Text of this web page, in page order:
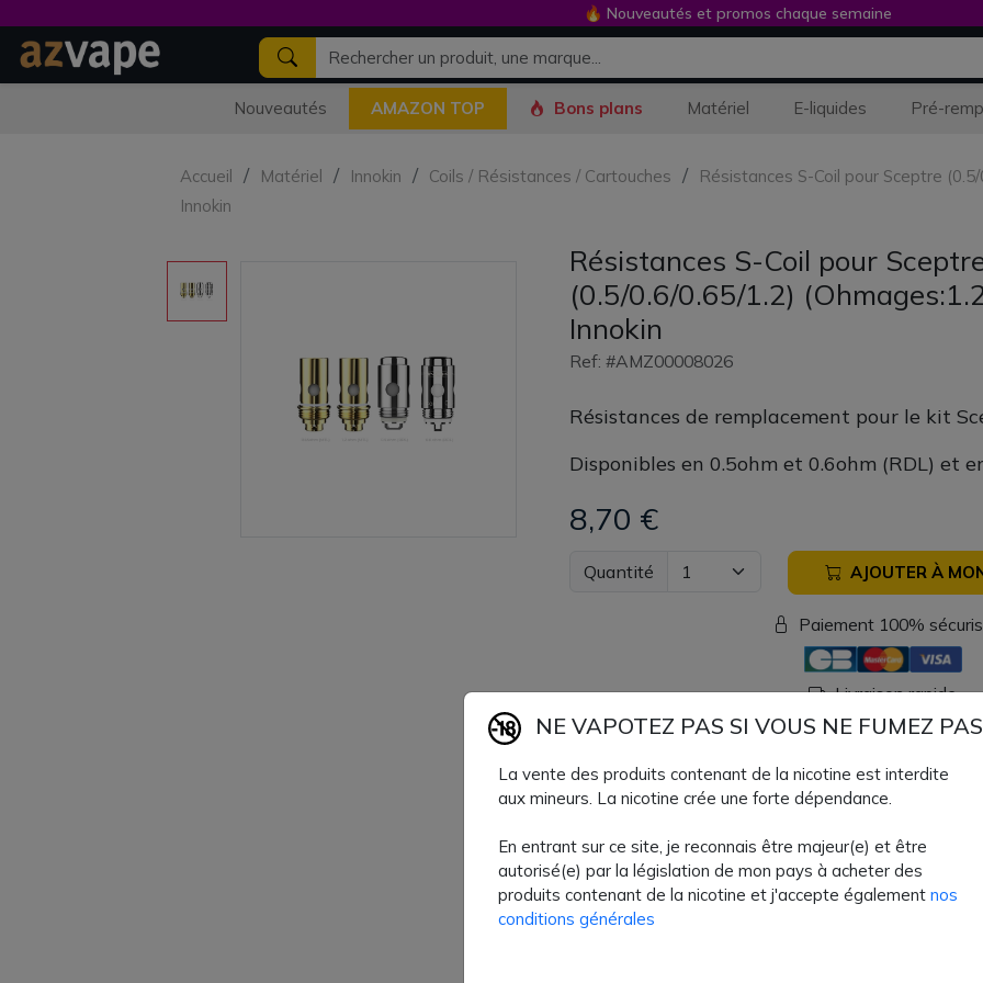
Nouveautés AMAZON TOP Bons plans Matériel E-liquides Pré-
Accueil Matériel Innokin Coils / Résistances / Cartouches
Résistances S-Coil pour Sceptre
Innokin
Résistances S-Coil pour
(0.5/0.6/0.65/1.2)
Innokin
Ref: #AMZ00008026
Résistances de remplacement pour le kit
Disponibles en 0.5ohm et 0.6ohm (RDL) et
8,70 €
Quantité AJOUTER À
Paiement 100%
Livraison rapide
Fiche technique
Type de Produit
Matériel
Couleurs
Gris, Or
🔥 Nouveautés et promos chaque semaine
NE VAPOTEZ PAS SI VOUS NE FUMEZ
La vente des produits contenant de la nicotine est interdite
aux mineurs. La nicotine crée une forte dépendance.
En entrant sur ce site, je reconnais être majeur(e) et être
autorisé(e) par la législation de mon pays à acheter des
produits contenant de la nicotine et j'accepte également nos
conditions générales